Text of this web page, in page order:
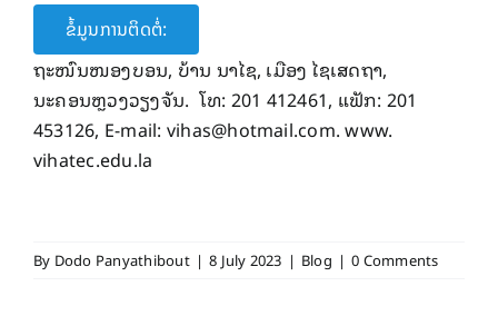
ຂໍ້ມູນການຕິດຕໍ່:
ຖະໜົນໜອງບອນ, ບ້ານ ນາໄຊ, ເມືອງ ໄຊເສດຖາ,
ນະຄອນຫຼວງວຽງຈັນ. ໂທ: 201 412461, ແຟັກ: 201
453126, E-mail: vihas@hotmail.com. www.
vihatec.edu.la
By Dodo Panyathibout | 8 July 2023 | Blog | 0 Comments